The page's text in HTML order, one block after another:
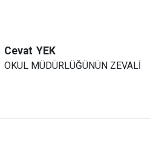
Cevat YEK
OKUL MÜDÜRLÜĞÜNÜN ZEVALİ